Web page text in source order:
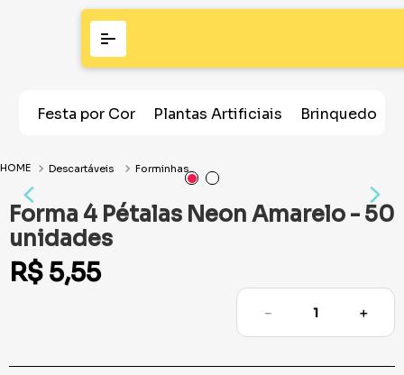
Festa por Cor Plantas Artificiais Brinquedos
Descartáveis Forminhas
Forma 4 Pétalas Neon Amarelo - 50
unidades
R$ 5,55
＋
－